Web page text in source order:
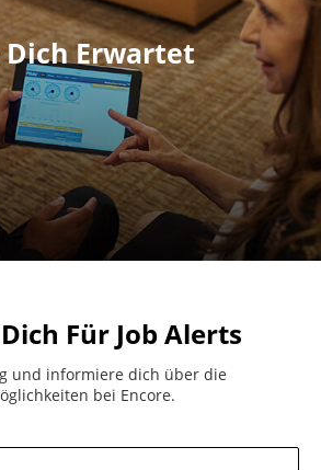
Dich Erwartet
Für Job Alerts
und informiere dich über die
bei Encore.